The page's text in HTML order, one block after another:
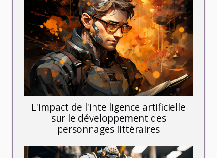
L'impact de l'intelligence artificielle
sur le développement des
personnages littéraires